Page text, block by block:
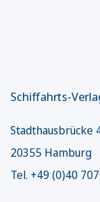
Schiffahrts-
Stadthausbrücke
20355 Hamburg
Tel. +49 (0)40